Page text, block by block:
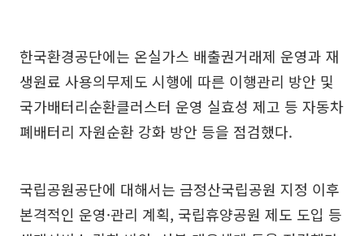
한국환경공단에는 온실가스 배출권거래제 운영과 재
생원료 사용의무제도 시행에 따른 이행관리 방안 및
국가배터리순환클러스터 운영 실효성 제고 등 자동차
폐배터리 자원순환 강화 방안 등을 점검했다.
국립공원공단에 대해서는 금정산국립공원 지정 이후
본격적인 운영·관리 계획, 국립휴양공원 제도 도입 등